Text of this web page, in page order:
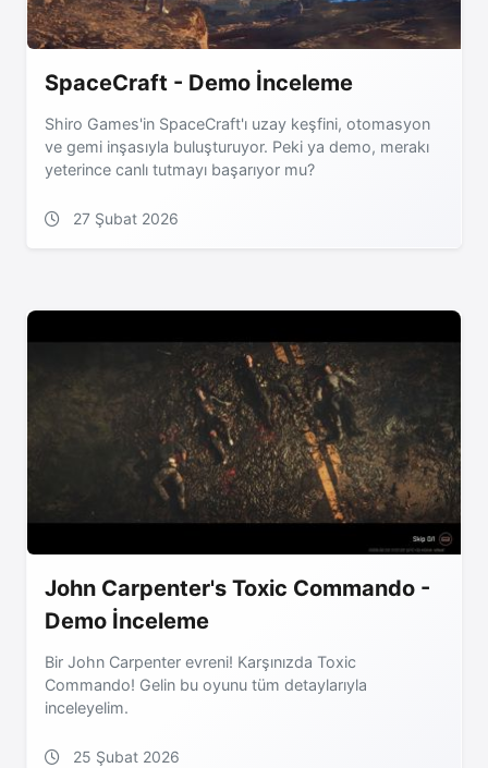
SpaceCraft - Demo İnceleme
Shiro Games'in SpaceCraft'ı uzay keşfini, otomasyon
ve gemi inşasıyla buluşturuyor. Peki ya demo, merakı
yeterince canlı tutmayı başarıyor mu?
27 Şubat 2026
John Carpenter's Toxic Commando -
Demo İnceleme
Bir John Carpenter evreni! Karşınızda Toxic
Commando! Gelin bu oyunu tüm detaylarıyla
inceleyelim.
25 Şubat 2026